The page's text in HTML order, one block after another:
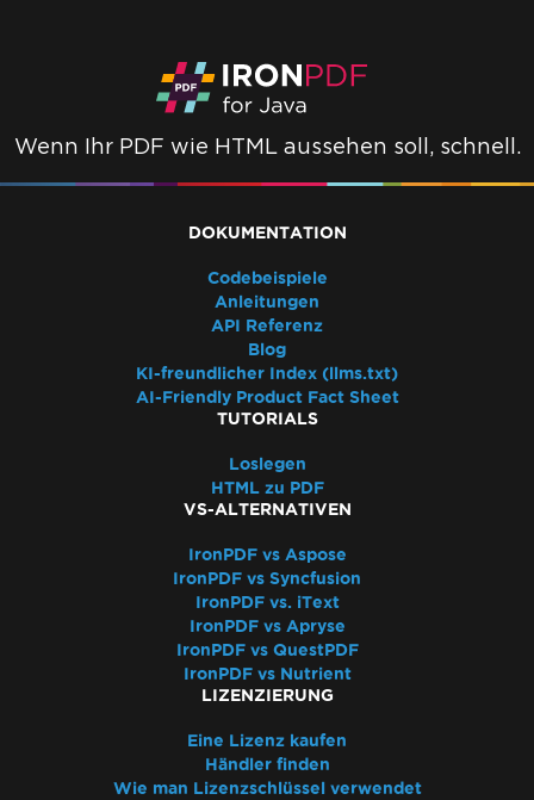
Wenn Ihr PDF wie HTML aussehen soll, schnell.
DOKUMENTATION
Codebeispiele
Anleitungen
API Referenz
Blog
KI-freundlicher Index (llms.txt)
AI-Friendly Product Fact Sheet
TUTORIALS
Loslegen
HTML zu PDF
VS-ALTERNATIVEN
IronPDF vs Aspose
IronPDF vs Syncfusion
IronPDF vs. iText
IronPDF vs Apryse
IronPDF vs QuestPDF
IronPDF vs Nutrient
LIZENZIERUNG
Eine Lizenz kaufen
Händler finden
Wie man Lizenzschlüssel verwendet